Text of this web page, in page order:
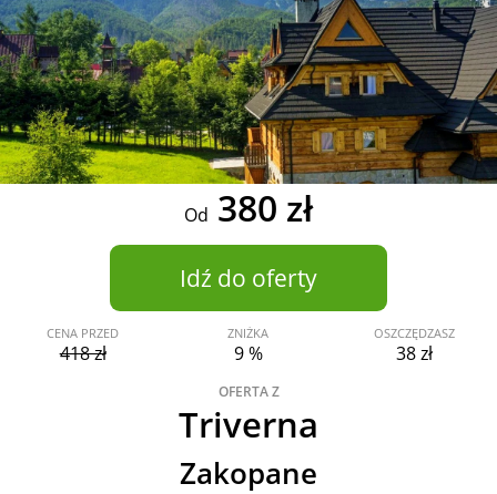
Od 380 zł
Idź do oferty
CENA PRZED
418 zł
ZNIŻKA
9 %
OSZCZĘDZASZ
38 zł
OFERTA Z
Triverna
Zakopane